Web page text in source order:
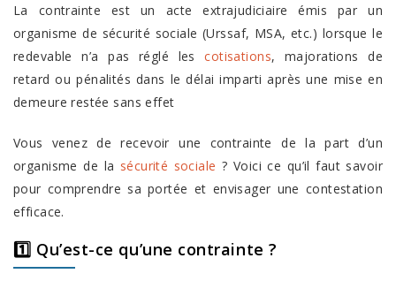
La contrainte est un acte extrajudiciaire émis par un
organisme de sécurité sociale (Urssaf, MSA, etc.) lorsque le
redevable n’a pas réglé lescotisations, majorations de
retard ou pénalités dans le délai imparti après une mise en
demeure restée sans effet
Vous venez de recevoir une contrainte de la part d’un
organisme de la sécurité sociale ? Voici ce qu’il faut savoir
pour comprendre sa portée et envisager une contestation
efficace.
1️⃣ Qu’est-ce qu’une contrainte ?